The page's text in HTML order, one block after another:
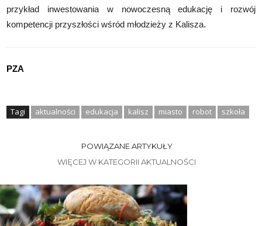
przykład inwestowania w nowoczesną edukację i rozwój
kompetencji przyszłości wśród młodzieży z Kalisza.
PZA
Tagi aktualności edukacja kalisz miasto robot szkoła
POWIĄZANE ARTYKUŁY
WIĘCEJ W KATEGORII AKTUALNOŚCI